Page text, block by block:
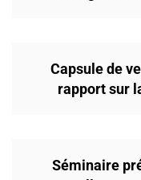
Capsule de
rapport sur
Séminaire